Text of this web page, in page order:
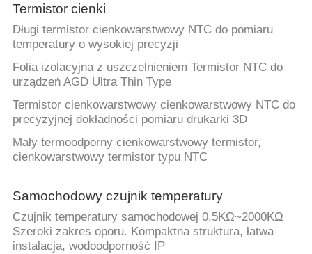
Termistor cienki
Długi termistor cienkowarstwowy NTC do pomiaru
temperatury o wysokiej precyzji
Folia izolacyjna z uszczelnieniem Termistor NTC do
urządzeń AGD Ultra Thin Type
Termistor cienkowarstwowy cienkowarstwowy NTC do
precyzyjnej dokładności pomiaru drukarki 3D
Mały termoodporny cienkowarstwowy termistor,
cienkowarstwowy termistor typu NTC
Samochodowy czujnik temperatury
Czujnik temperatury samochodowej 0,5KΩ~2000KΩ
Szeroki zakres oporu. Kompaktna struktura, łatwa
instalacja, wodoodporność IP